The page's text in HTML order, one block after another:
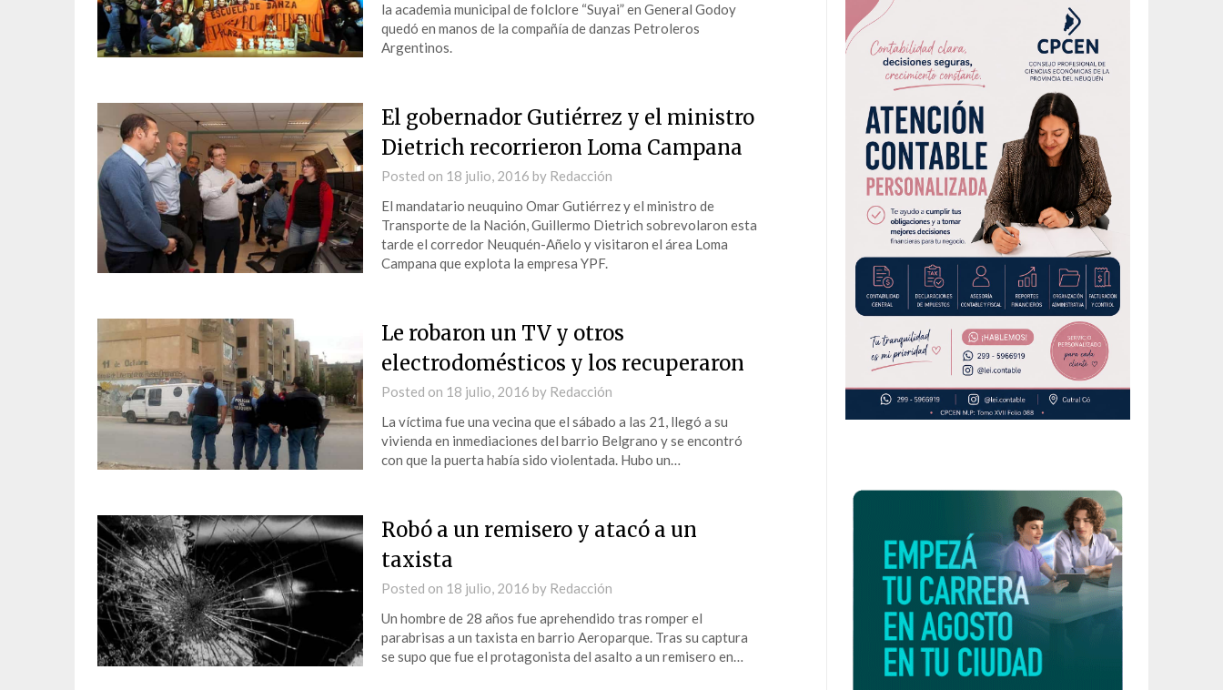
la academia municipal de folclore “Suyai” en General Godoy
quedó en manos de la compañía de danzas Petroleros
Argentinos.
El gobernador Gutiérrez y el ministro
Dietrich recorrieron Loma Campana
Posted on 18 julio, 2016 by Redacción
El mandatario neuquino Omar Gutiérrez y el ministro de
Transporte de la Nación, Guillermo Dietrich sobrevolaron esta
tarde el corredor Neuquén-Añelo y visitaron el área Loma
Campana que explota la empresa YPF.
Le robaron un TV y otros
electrodomésticos y los recuperaron
Posted on 18 julio, 2016 by Redacción
La víctima fue una vecina que el sábado a las 21, llegó a su
vivienda en inmediaciones del barrio Belgrano y se encontró
con que la puerta había sido violentada. Hubo un…
Robó a un remisero y atacó a un
taxista
Posted on 18 julio, 2016 by Redacción
Un hombre de 28 años fue aprehendido tras romper el
parabrisas a un taxista en barrio Aeroparque. Tras su captura
se supo que fue el protagonista del asalto a un remisero en…